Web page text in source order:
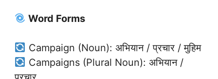
Word Forms
Campaign (Noun): अभियान / प्रचार / मुहिम
Campaigns (Plural Noun): अभियान /